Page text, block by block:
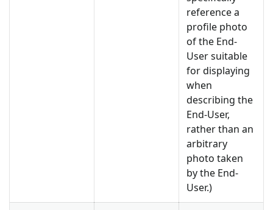
reference a
profile photo
of the End-
User suitable
for displaying
when
describing the
End-User,
rather than an
arbitrary
photo taken
by the End-
User.)